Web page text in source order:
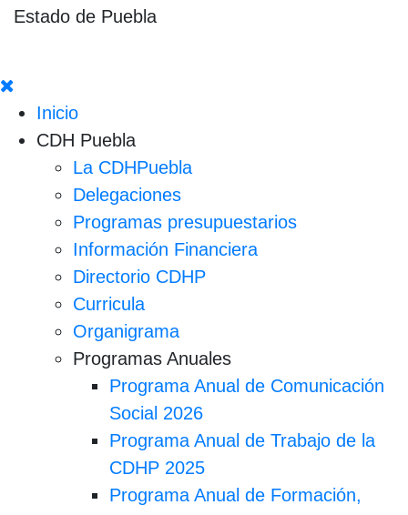
Estado de Puebla
Inicio
CDH Puebla
La CDHPuebla
Delegaciones
Programas presupuestarios
Información Financiera
Directorio CDHP
Curricula
Organigrama
Programas Anuales
Programa Anual de Comunicación
Social 2026
Programa Anual de Trabajo de la
CDHP 2025
Programa Anual de Formación,